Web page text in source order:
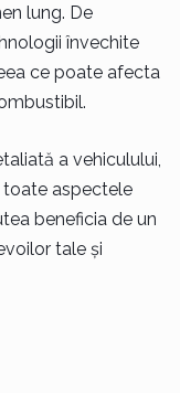
lung. De
învechite
ce poate afecta
a vehiculului,
toate aspectele
beneficia de un
tale și